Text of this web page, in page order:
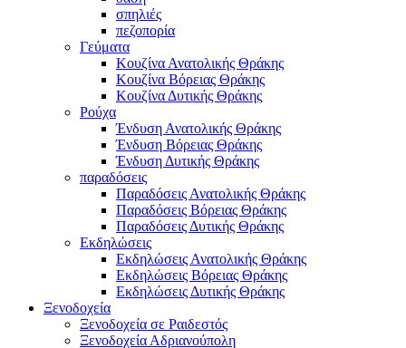
σπηλιές
πεζοπορία
Γεύματα
Κουζίνα Ανατολικής Θράκης
Κουζίνα Βόρειας Θράκης
Κουζίνα Δυτικής Θράκης
Ρούχα
Ένδυση Ανατολικής Θράκης
Ένδυση Βόρειας Θράκης
Ένδυση Δυτικής Θράκης
παραδόσεις
Παραδόσεις Ανατολικής Θράκης
Παραδόσεις Βόρειας Θράκης
Παραδόσεις Δυτικής Θράκης
Εκδηλώσεις
Εκδηλώσεις Ανατολικής Θράκης
Εκδηλώσεις Βόρειας Θράκης
Εκδηλώσεις Δυτικής Θράκης
Ξενοδοχεία
Ξενοδοχεία σε Ραιδεστός
Ξενοδοχεία Αδριανούπολη